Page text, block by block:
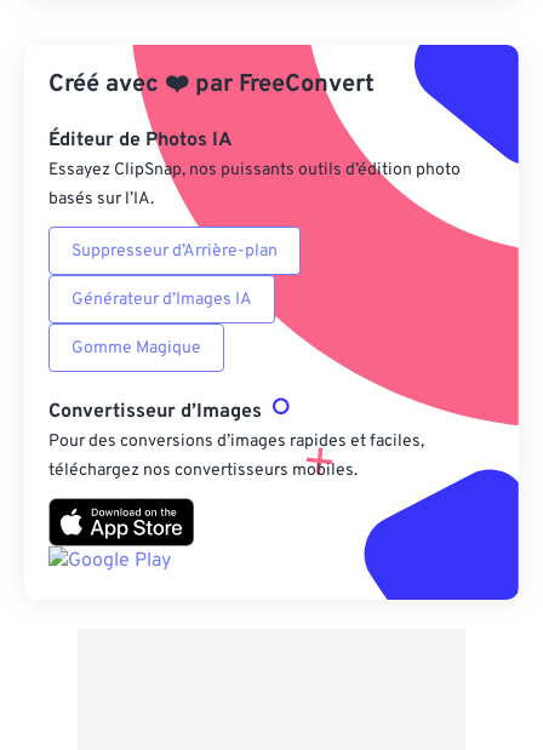
Appliquer à partir du préréglage
Enregistrer comme préréglage
Créé avec ❤️ par FreeConvert
Éditeur de Photos IA
Essayez ClipSnap, nos puissants outils d’édition photo
basés sur l’IA.
Suppresseur d’Arrière-plan
Générateur d’Images IA
Gomme Magique
Convertisseur d’Images
Pour des conversions d’images rapides et faciles,
téléchargez nos convertisseurs mobiles.